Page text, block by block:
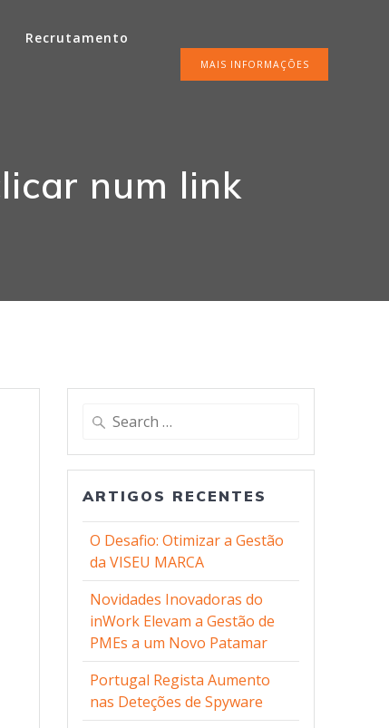
Recrutamento
MAIS INFORMAÇÕES
num link
ARTIGOS RECENTES
O Desafio: Otimizar a Gestão
da VISEU MARCA
Novidades Inovadoras do
inWork Elevam a Gestão de
PMEs a um Novo Patamar
Portugal Regista Aumento
nas Deteções de Spyware